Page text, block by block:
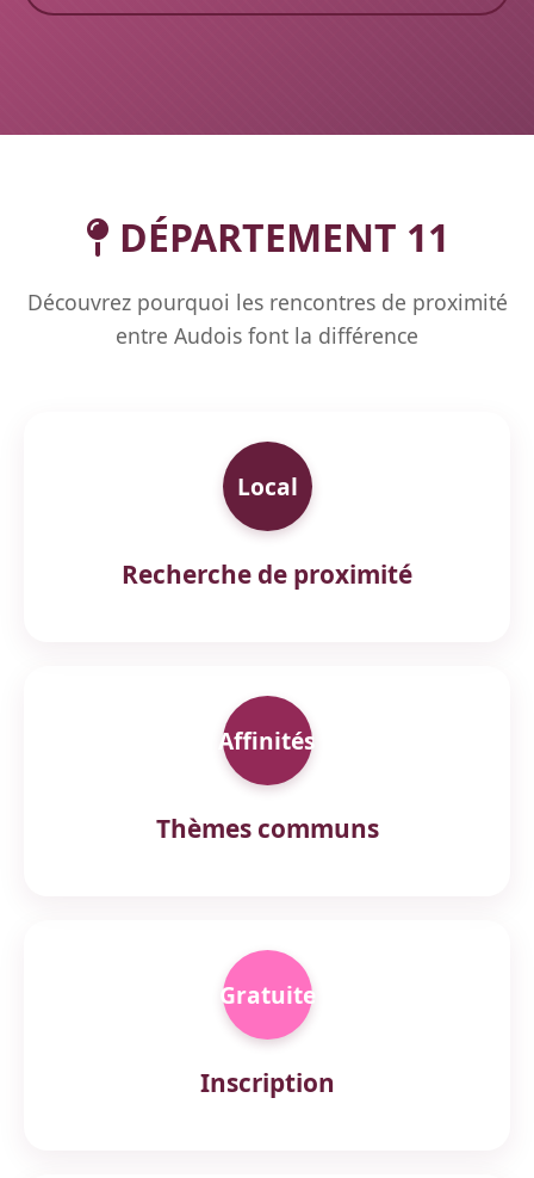
DÉPARTEMENT 11
Découvrez pourquoi les rencontres de proximité
entre Audois font la différence
Local
Recherche de proximité
Affinités
Thèmes communs
Gratuite
Inscription